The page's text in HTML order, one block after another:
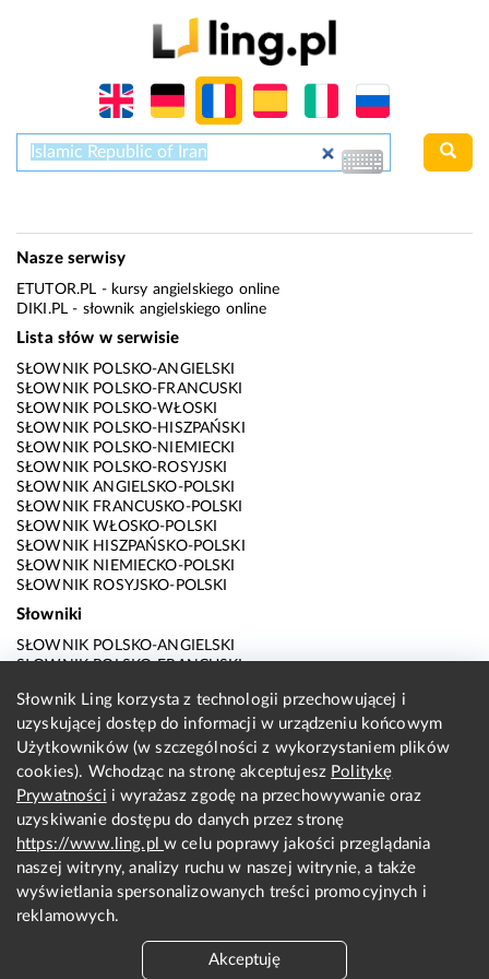
Nasze serwisy
ETUTOR.PL - kursy angielskiego online
DIKI.PL - słownik angielskiego online
Lista słów w serwisie
SŁOWNIK POLSKO-ANGIELSKI
SŁOWNIK POLSKO-FRANCUSKI
SŁOWNIK POLSKO-WŁOSKI
SŁOWNIK POLSKO-HISZPAŃSKI
SŁOWNIK POLSKO-NIEMIECKI
SŁOWNIK POLSKO-ROSYJSKI
SŁOWNIK ANGIELSKO-POLSKI
SŁOWNIK FRANCUSKO-POLSKI
SŁOWNIK WŁOSKO-POLSKI
SŁOWNIK HISZPAŃSKO-POLSKI
SŁOWNIK NIEMIECKO-POLSKI
SŁOWNIK ROSYJSKO-POLSKI
Słowniki
SŁOWNIK POLSKO-ANGIELSKI
SŁOWNIK POLSKO-FRANCUSKI
SŁOWNIK POLSKO-HISZPAŃSKI
SŁOWNIK POLSKO-NIEMIECKI
SŁOWNIK POLSKO-ROSYJSKI
SŁOWNIK ANGIELSKO-POLSKI
SŁOWNIK FRANCUSKO-POLSKI
SŁOWNIK WŁOSKO-POLSKI
SŁOWNIK HISZPAŃSKO-POLSKI
SŁOWNIK NIEMIECKO-POLSKI
SŁOWNIK ROSYJSKO-POLSKI
O nas
KONTAKT Z REDAKCJĄ
Słownik Ling korzysta z technologii przechowującej i
uzyskującej dostęp do informacji w urządzeniu końcowym
Użytkowników (w szczególności z wykorzystaniem plików
cookies). Wchodząc na stronę akceptujesz Politykę
Prywatności i wyrażasz zgodę na przechowywanie oraz
uzyskiwanie dostępu do danych przez stronę
https://www.ling.plw celu poprawy jakości przeglądania
naszej witryny, analizy ruchu w naszej witrynie, a także
wyświetlania spersonalizowanych treści promocyjnych i
reklamowych.
Akceptuję